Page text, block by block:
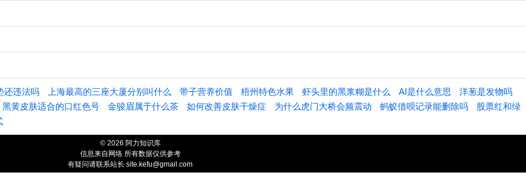
还违法吗 上海最高的三座大厦分别叫什么 带子营养价值 梧州特色水果 虾头里的黑浆糊是什么 AI是什么意思
洋葱是发物吗
黑黄皮肤适合的口红色号 金骏眉属于什么茶 如何改善皮肤干燥症 为什么虎门大桥会频震动 蚂蚁借呗记录能删除吗
股票红和绿
© 2026 阿力知识库
信息来自网络 所有数据仅供参考
有疑问请联系站长 site.kefu@gmail.com